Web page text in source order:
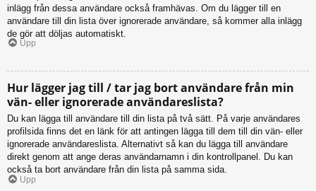
inlägg från dessa användare också framhävas. Om du lägger till en
användare till din lista över ignorerade användare, så kommer alla inlägg
de gör att döljas automatiskt.
Upp
Hur lägger jag till / tar jag bort användare från min
vän- eller ignorerade användareslista?
Du kan lägga till användare till din lista på två sätt. På varje användares
profilsida finns det en länk för att antingen lägga till dem till din vän- eller
ignorerade användareslista. Alternativt så kan du lägga till användare
direkt genom att ange deras användarnamn i din kontrollpanel. Du kan
också ta bort användare från din lista på samma sida.
Upp